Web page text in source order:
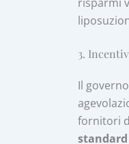
3.
Il
fornitori